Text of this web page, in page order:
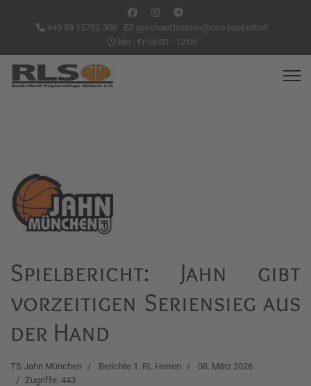
+49 89 15702-300
geschaeftsstelle@rlso.basketball
Mo - Fr 08:00 - 12:00
Spielbericht: Jahn gibt
vorzeitigen Seriensieg aus
der Hand
TS Jahn München Berichte 1. RL Herren
08. März 2026
Zugriffe: 443